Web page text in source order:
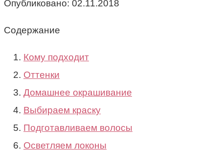
Опубликовано: 02.11.2018
Содержание
Кому подходит
Оттенки
Домашнее окрашивание
Выбираем краску
Подготавливаем волосы
Осветляем локоны